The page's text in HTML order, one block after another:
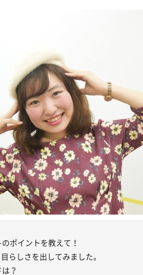
ポイントを教えて！
らしさを出してみました。
？